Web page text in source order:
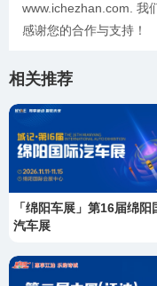
www.ichezhan.com. 我
感谢您的合作与支持！
相关推荐
「绵阳车展」第16届绵阳
汽车展